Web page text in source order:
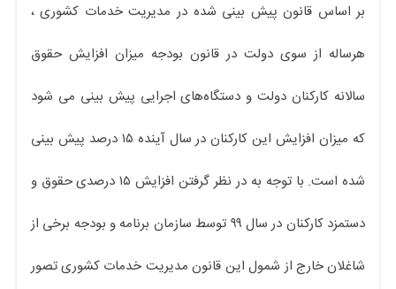
بر اساس قانون پیش بینی شده در مدیریت خدمات کشوری ،
هرساله از سوی دولت در قانون بودجه میزان افزایش حقوق
سالانه کارکنان دولت و دستگاه‌های اجرایی پیش بینی می شود
که میزان افزایش این کارکنان در سال آینده ۱۵ درصد پیش بینی
شده است. با توجه به در نظر گرفتن افزایش ۱۵ درصدی حقوق و
دستمزد کارکنان در سال ۹۹ توسط سازمان برنامه و بودجه برخی از
شاغلان خارج از شمول این قانون مدیریت خدمات کشوری تصور